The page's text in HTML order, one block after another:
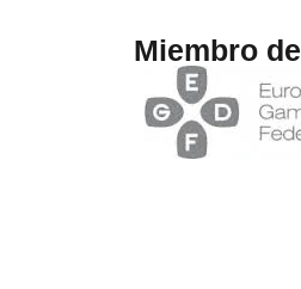
Miembro de